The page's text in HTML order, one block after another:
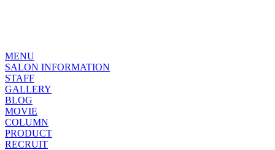
MENU
SALON INFORMATION
STAFF
GALLERY
BLOG
MOVIE
COLUMN
PRODUCT
RECRUIT